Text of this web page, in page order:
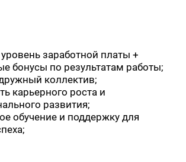
заработной платы +
бонусы по результатам работы;
коллектив;
карьерного роста и
развития;
обучение и поддержку для